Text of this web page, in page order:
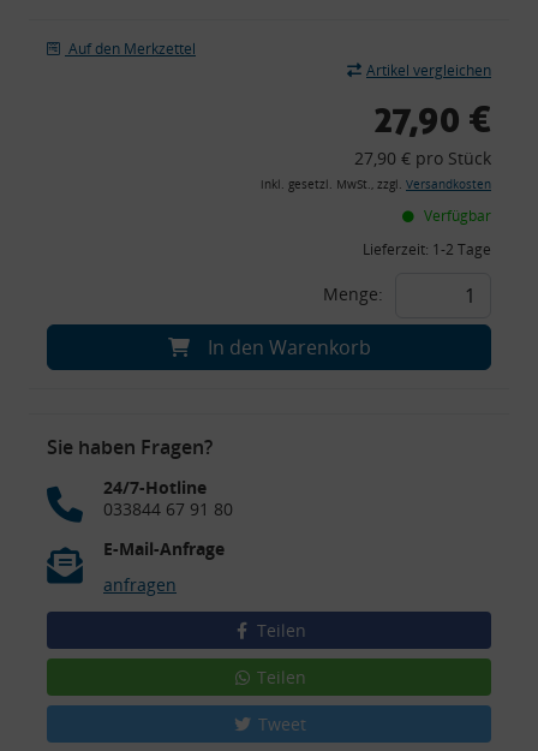
Auf den Merkzettel
Artikel vergleichen
27,90 €
27,90 € pro Stück
inkl. gesetzl. MwSt., zzgl. Versandkosten
Verfügbar
Lieferzeit: 1-2 Tage
Menge:
In den Warenkorb
Sie haben Fragen?
24/7-Hotline
033844 67 91 80
E-Mail-Anfrage
anfragen
Teilen
Teilen
Tweet